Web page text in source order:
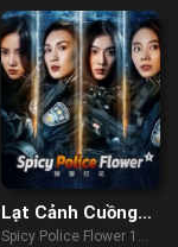
Lạt Cảnh Cuồng
Hoa 1
Spicy Police Flower 1